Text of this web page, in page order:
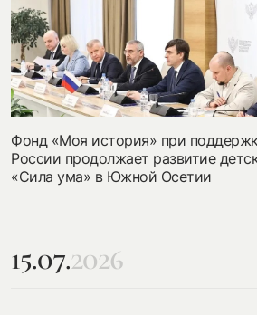
Фонд «Моя история» при
России продолжает развитие
«Сила ума» в Южной Осетии
15.07.2026